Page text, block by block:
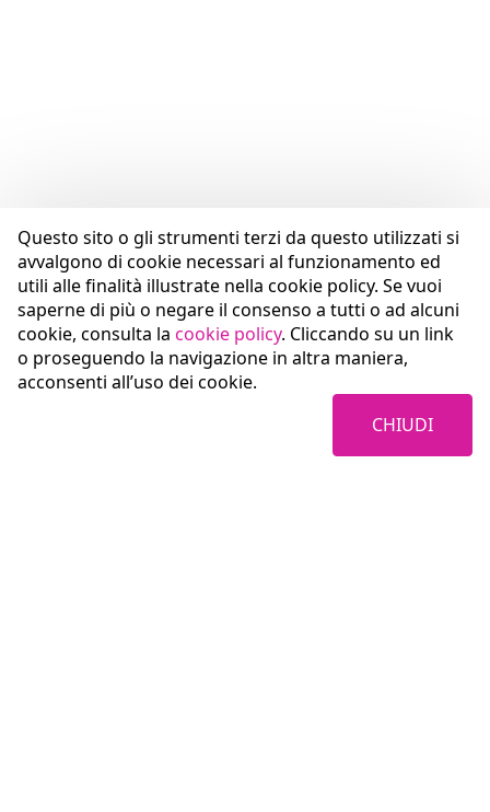
Questo sito o gli strumenti terzi da questo utilizzati si
avvalgono di cookie necessari al funzionamento ed
utili alle finalità illustrate nella cookie policy. Se vuoi
saperne di più o negare il consenso a tutti o ad alcuni
cookie, consulta la cookie policy. Cliccando su un link
o proseguendo la navigazione in altra maniera,
acconsenti all’uso dei cookie.
CHIUDI